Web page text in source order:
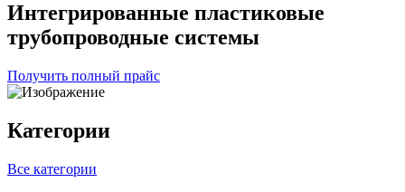
Интегрированные пластиковые
трубопроводные системы
Получить полный прайс
Категории
Все категории